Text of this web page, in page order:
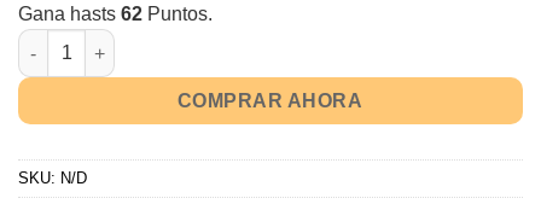
Gana hasts 62 Puntos.
COMPRAR AHORA
SKU: N/D